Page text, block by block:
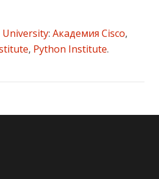
University: Академия Cisco,
, Python Institute.